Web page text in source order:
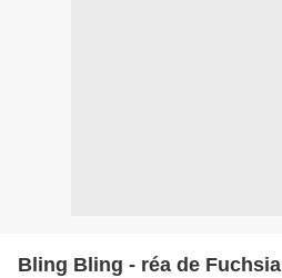
Bling Bling - réa de Fuchsia